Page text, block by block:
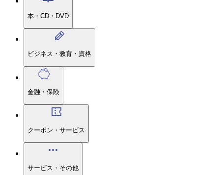
本・CD・DVD
ビジネス・教育・資格
金融・保険
クーポン・サービス
サービス・その他